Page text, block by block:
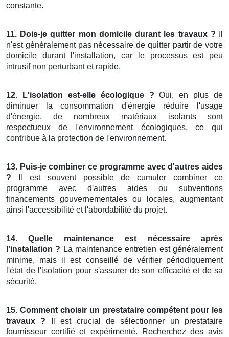
constante.
11. Dois-je quitter mon domicile durant les travaux ?
n'est généralement pas nécessaire de quitter partir de votre
domicile durant l'installation, car le processus est peu
intrusif non perturbant et rapide.
12. L'isolation est-elle écologique ? Oui, en plus de
diminuer la consommation d'énergie réduire l'usage
d'énergie, de nombreux matériaux isolants sont
respectueux de l'environnement écologiques, ce qui
contribue à la protection de l'environnement.
13. Puis-je combiner ce programme avec d'autres aides
? Il est souvent possible de cumuler combiner ce
programme avec d'autres aides ou subventions
financements gouvernementales ou locales, augmentant
ainsi l'accessibilité et l'abordabilité du projet.
14. Quelle maintenance est nécessaire après
l'installation ? La maintenance entretien est généralement
minime, mais il est conseillé de vérifier périodiquement
l'état de l'isolation pour s'assurer de son efficacité et de sa
sécurité.
15. Comment choisir un prestataire compétent pour les
travaux ? Il est crucial de sélectionner un prestataire
fournisseur certifié et expérimenté. Recherchez des avis